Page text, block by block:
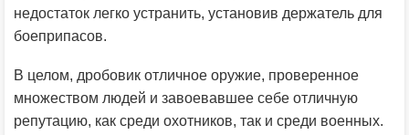
недостаток легко устранить, установив держатель для
боеприпасов.
В целом, дробовик отличное оружие, проверенное
множеством людей и завоевавшее себе отличную
репутацию, как среди охотников, так и среди военных.